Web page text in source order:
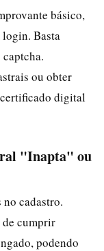
básico,
Basta
ou obter
digital
"Inapta" ou
cadastro.
de cumprir
podendo